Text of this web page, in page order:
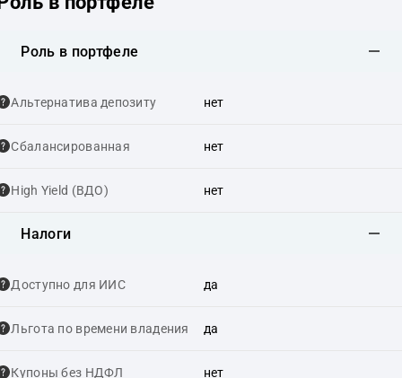
Роль в портфеле
Альтернатива депозиту нет
Сбалансированная нет
High Yield (ВДО) нет
Налоги
Доступно для ИИС да
Льгота по времени владения да
Купоны без НДФЛ нет